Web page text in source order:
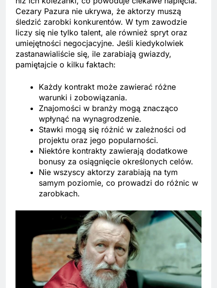
Cezary Pazura nie ukrywa, że aktorzy muszą
śledzić zarobki konkurentów. W tym zawodzie
liczy się nie tylko talent, ale również spryt oraz
umiejętności negocjacyjne. Jeśli kiedykolwiek
zastanawialiście się, ile zarabiają gwiazdy,
pamiętajcie o kilku faktach:
Każdy kontrakt może zawierać różne
warunki i zobowiązania.
Znajomości w branży mogą znacząco
wpłynąć na wynagrodzenie.
Stawki mogą się różnić w zależności od
projektu oraz jego popularności.
Niektóre kontrakty zawierają dodatkowe
bonusy za osiągnięcie określonych celów.
Nie wszyscy aktorzy zarabiają na tym
samym poziomie, co prowadzi do różnic w
zarobkach.